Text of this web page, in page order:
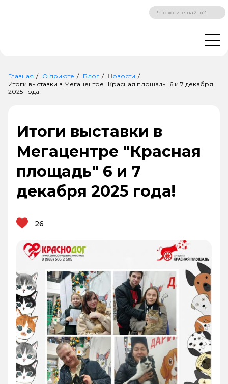
ВХОД РЕГИСТРАЦИЯ
Главная О приюте Блог
Новости
Итоги выставки в Мегацентре "Красная площадь" 6 и 7 декабря
2025 года!
Итоги выставки в
Мегацентре "Красная
площадь" 6 и 7
декабря 2025 года!
26